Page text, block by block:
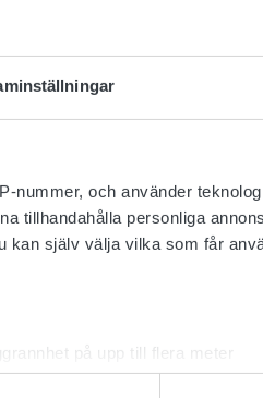
nummer, och använder
tillhandahålla personliga
kan själv välja vilka som får
på upp till flera meter
(fingeravtryck)
380-440 V
380-440 V